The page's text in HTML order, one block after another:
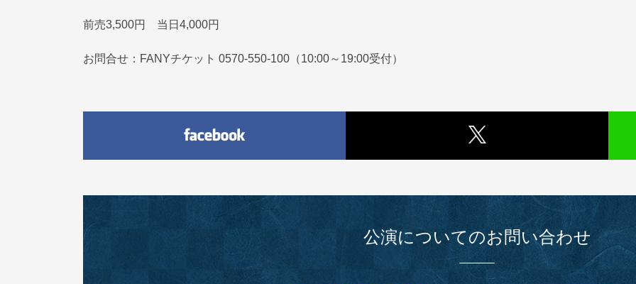
前売3,500円 当日4,000円
お問合せ：FANYチケット 0570-550-100（10:00～19:00受付）
公演についてのお問い合わせ